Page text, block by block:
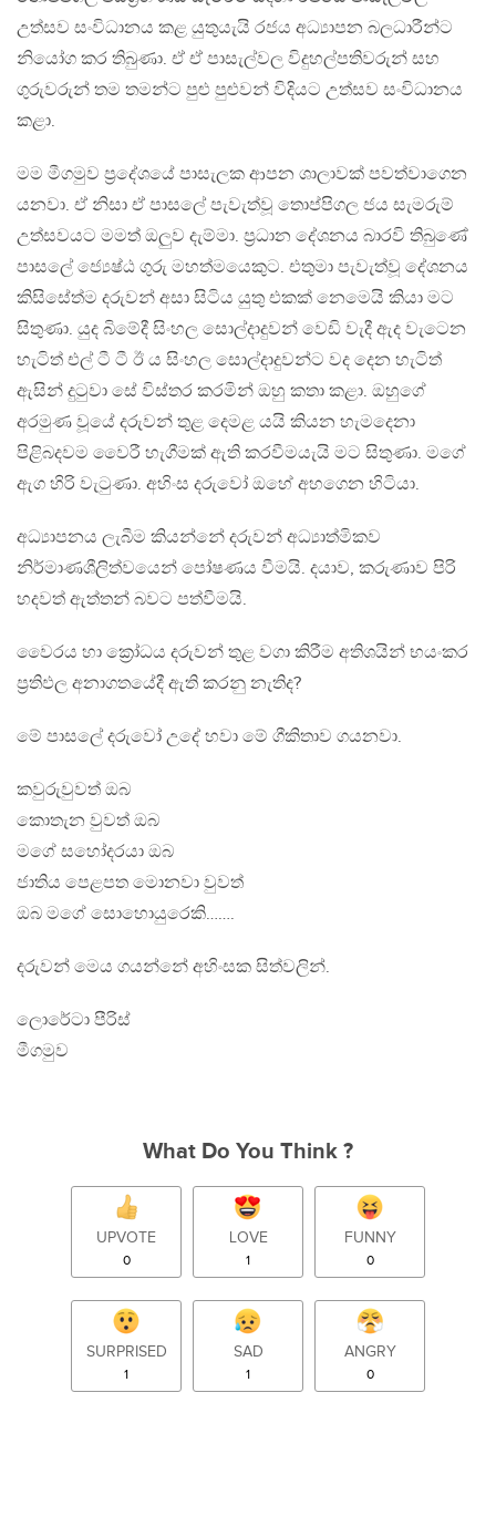
උත්සව සංවිධානය කළ යුතුයැයි රජය අධ්‍යාපන බලධාරීන්ට
නියෝග කර තිබුණා. ඒ ඒ පාසැල්වල විදුහල්පතිවරුන් සහ
ගුරුවරුන් තම තමන්ට පුළු පුළුවන් විදියට උත්සව සංවිධානය
කළා.
මම මීගමුව ප්‍රදේශයේ පාසැලක ආපන ශාලාවක් පවත්වාගෙන
යනවා. ඒ නිසා ඒ පාසලේ පැවැත්වූ තොප්පිගල ජය සැමරුම්
උත්සවයට මමත් ඔලුව දැම්මා. ප්‍රධාන දේශනය බාරවි තිබුණේ
පාසලේ ජ්‍යෙෂ්ඨ ගුරු මහත්මයෙකුට. එතුමා පැවැත්වූ දේශනය
කිසිසේත්ම දරුවන් අසා සිටිය යුතු එකක් නෙමෙයි කියා මට
සිතුණා. යුද බිමේදී සිංහල සොල්දාදුවන් වෙඩි වැදී ඇද වැටෙන
හැටිත් එල් ටී ටී ඊ ය සිංහල සොල්දාදුවන්ට වද දෙන හැ‍ටිත්
ඇසින් දුටුවා සේ විස්තර කරමින් ඔහු කතා කළා. ඔහුගේ
අරමුණ වූයේ දරුවන් තුළ දෙමළ යයි කියන හැමදෙනා
පිළිබදවම වෛරී හැගීමක් ඇති කරවීමයැයි මට සිතුණා. මගේ
ඇග හිරි වැටුණා. අහිංස දරුවෝ ඔහේ අහගෙන හිටියා.
අධ්‍යාපනය ලැබීම කියන්නේ දරුවන් අධ්‍යාත්මිකව
නිර්මාණශීලිත්වයෙන් පෝෂණය වීමයි. දයාව, කරුණාව පිරි
හදවත් ඇත්තන් බවට පත්වීමයි.
වෛරය හා ක්‍රෝධය දරුවන් තුළ වගා කිරීම අතිශයින් භයංකර
ප්‍රතිඵල අනාගතයේදී ඇති කරනු නැතිද?
මේ පාසලේ දරුවෝ උදේ හවා මේ ගීකිතාව ගයනවා.
කවුරුවුවත් ඔබ
කොතැන වුවත් ඔබ
මගේ සහෝදරයා ඔබ
‍ජාතිය පෙළපත මොනවා වුවත්
ඔබ මගේ සොහොයුරෙකි…….
දරුවන් මෙය ගයන්නේ අහිංසක සිත්වලින්.
ලොරේටා පීරිස්
මීගමුව
What Do You Think ?
UPVOTE
0
LOVE
1
FUNNY
0
SURPRISED
1
SAD
1
ANGRY
0